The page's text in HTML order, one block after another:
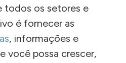
todos os setores e
é fornecer as
, informações e
você possa crescer,